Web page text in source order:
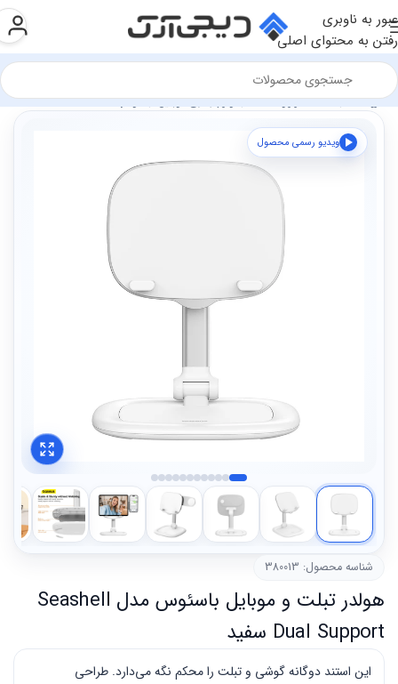
عبور به ناوبری
رفتن به محتوای اصلی
فروشگاه سخت افزار و قطعات لوازم جانبی موبایل هولدر
ویدیو رسمی محصول
شناسه محصول: 380013
هولدر تبلت و موبایل باسئوس مدل Seashell
Dual Support سفید
این استند دوگانه گوشی و تبلت را محکم نگه می‌دارد. طراحی